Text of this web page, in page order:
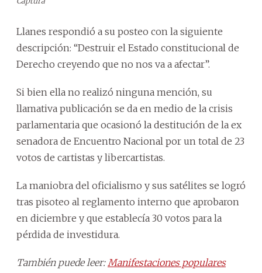
Llanes respondió a su posteo con la siguiente
descripción: “Destruir el Estado constitucional de
Derecho creyendo que no nos va a afectar”.
Si bien ella no realizó ninguna mención, su
llamativa publicación se da en medio de la crisis
parlamentaria que ocasionó la destitución de la ex
senadora de Encuentro Nacional por un total de 23
votos de cartistas y libercartistas.
La maniobra del oficialismo y sus satélites se logró
tras pisoteo al reglamento interno que aprobaron
en diciembre y que establecía 30 votos para la
pérdida de investidura.
También puede leer: Manifestaciones populares